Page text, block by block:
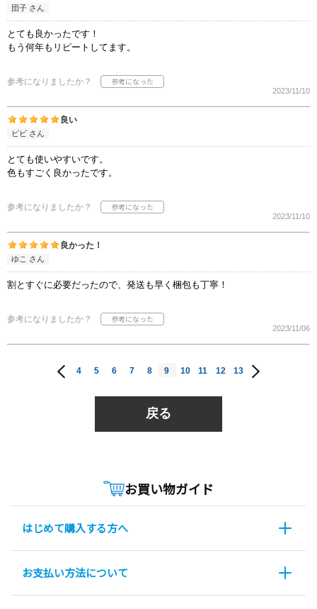
団子 さん
とても良かったです！
もう何年もリピートしてます。
参考になりましたか？
2023/11/10
良い
ビビ さん
とても使いやすいです。
色もすごく良かったです。
参考になりましたか？
2023/11/10
良かった！
ゆこ さん
割とすぐに必要だったので、発送も早く梱包も丁寧！
参考になりましたか？
2023/11/06
4 5 6 7 8 9 10 11 12 13
戻る
お買い物ガイド
はじめて購入する方へ
お支払い方法について